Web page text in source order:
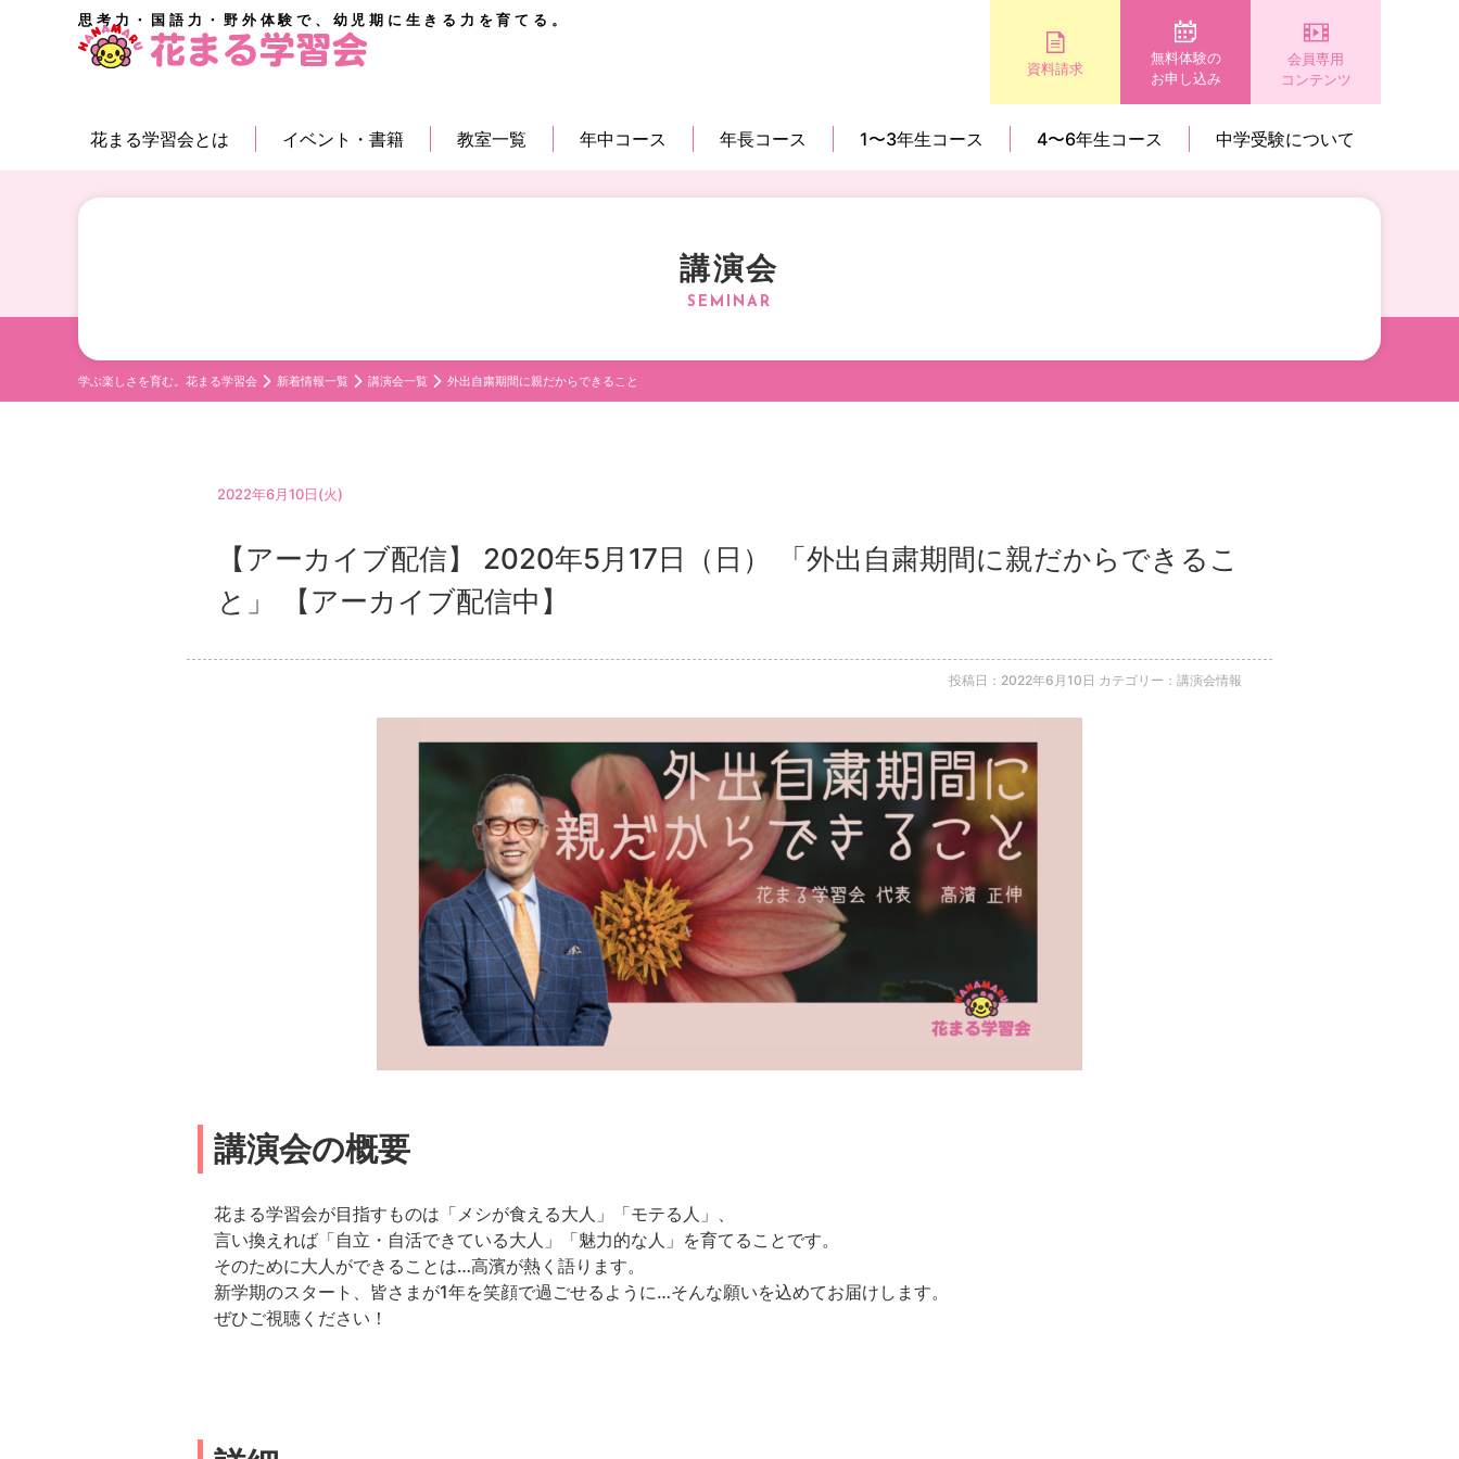
思考力・国語力・野外体験で、幼児期に生きる力を育てる。
資料請求
無料体験の
お申し込み
会員専用
コンテンツ
花まる学習会とは イベント・書籍 教室一覧 年中コース 年長コース 1〜3年生コース 4〜6年生コース 中学受験について
講演会
学ぶ楽しさを育む。花まる学習会 新着情報一覧 講演会一覧 外出自粛期間に親だからできること
2022年6月10日(火)
【アーカイブ配信】 2020年5月17日（日） 「外出自粛期間に親だからできるこ
と」 【アーカイブ配信中】
投稿日：2022年6月10日 カテゴリー：講演会情報
講演会の概要
花まる学習会が目指すものは「メシが食える大人」「モテる人」、
言い換えれば「自立・自活できている大人」「魅力的な人」を育てることです。
そのために大人ができることは…高濱が熱く語ります。
新学期のスタート、皆さまが1年を笑顔で過ごせるように…そんな願いを込めてお届けします。
ぜひご視聴ください！